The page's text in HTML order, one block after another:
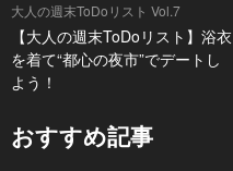
大人の週末ToDoリスト Vol.7
【大人の週末ToDoリスト】浴衣
を着て“都心の夜市”でデートし
よう！
おすすめ記事